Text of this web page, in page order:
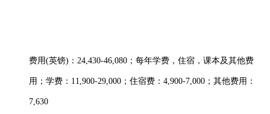
费用(英镑)：24,430-46,080；每年学费，住宿，课本及其他费
用；学费：11,900-29,000；住宿费：4,900-7,000；其他费用：
7,630